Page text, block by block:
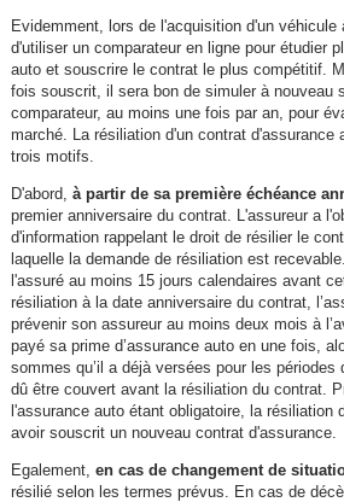
Evidemment, lors de l'acquisition d'un véhicule
d'utiliser un comparateur en ligne pour étudier
auto et souscrire le contrat le plus compétitif.
fois souscrit, il sera bon de simuler à nouveau
comparateur, au moins une fois par an, pour
marché. La résiliation d'un contrat d'assurance
trois motifs.
D'abord, à partir de sa première échéance
premier anniversaire du contrat. L'assureur a
d'information rappelant le droit de résilier le
laquelle la demande de résiliation est
l'assuré au moins 15 jours calendaires avant
résiliation à la date anniversaire du contrat,
prévenir son assureur au moins deux mois à
payé sa prime d’assurance auto en une fois,
sommes qu’il a déjà versées pour les périodes
dû être couvert avant la résiliation du contrat.
l'assurance auto étant obligatoire, la résiliation
avoir souscrit un nouveau contrat d'assurance.
Egalement, en cas de changement de
résilié selon les termes prévus. En cas de